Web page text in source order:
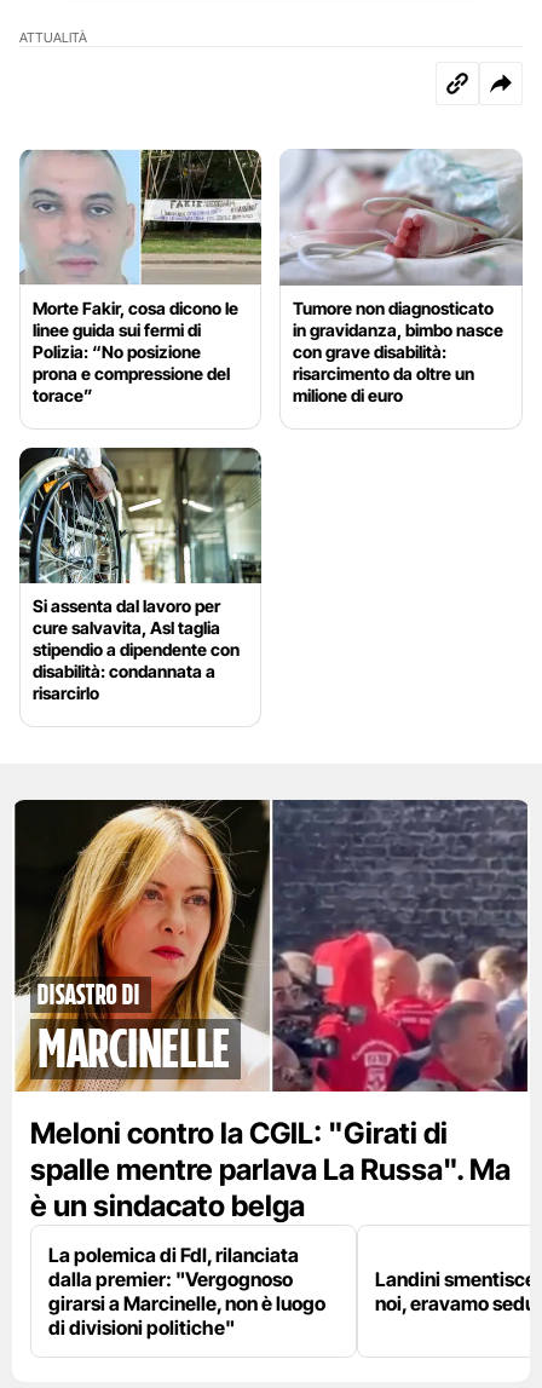
ATTUALITÀ
Morte Fakir, cosa dicono le
linee guida sui fermi di
Polizia: “No posizione
prona e compressione del
torace”
Tumore non diagnosticato
in gravidanza, bimbo nasce
con grave disabilità:
risarcimento da oltre un
milione di euro
Si assenta dal lavoro per
cure salvavita, Asl taglia
stipendio a dipendente con
disabilità: condannata a
risarcirlo
disastro di
marcinelle
Meloni contro la CGIL: "Girati di
spalle mentre parlava La Russa". Ma
è un sindacato belga
La polemica di FdI, rilanciata
dalla premier: "Vergognoso
girarsi a Marcinelle, non è luogo
di divisioni politiche"
Landini
noi, eravamo